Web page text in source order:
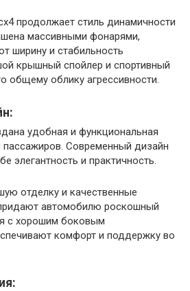
продолжает стиль динамичности
массивными фонарями,
ширину и стабильность
крышный спойлер и спортивный
общему облику агрессивности.
удобная и функциональная
пассажиров. Современный дизайн
элегантность и практичность.
отделку и качественные
автомобилю роскошный
с хорошим боковым
комфорт и поддержку во